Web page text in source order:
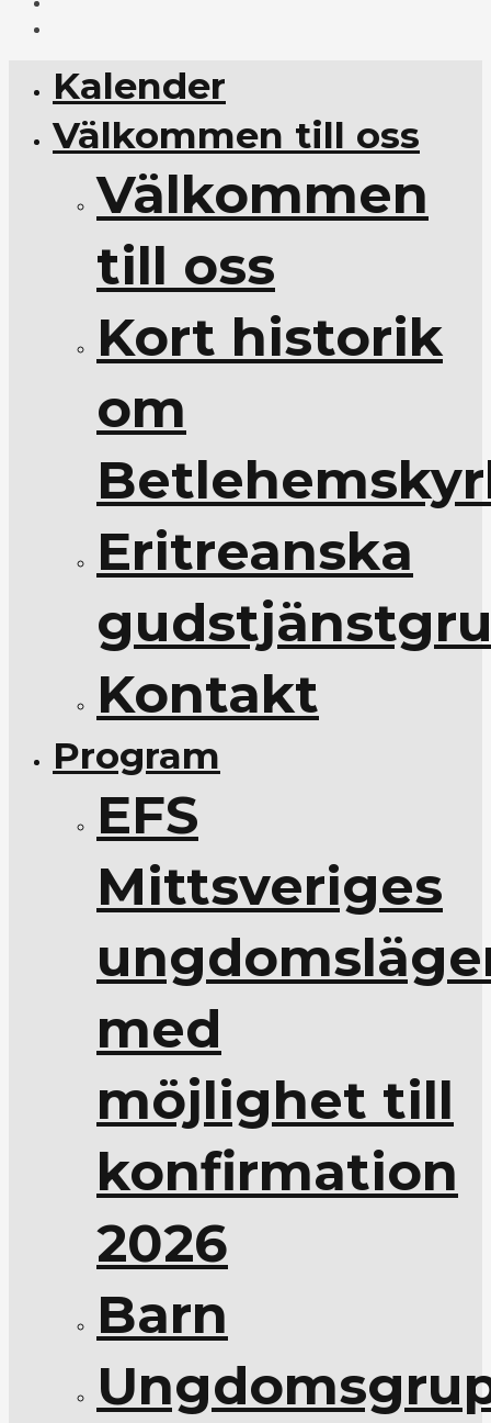
Kalender
Välkommen till oss
Välkommen
till oss
Kort historik
om
Eritreanska
Kontakt
Program
EFS
Mittsveriges
med
möjlighet till
konfirmation
2026
Barn